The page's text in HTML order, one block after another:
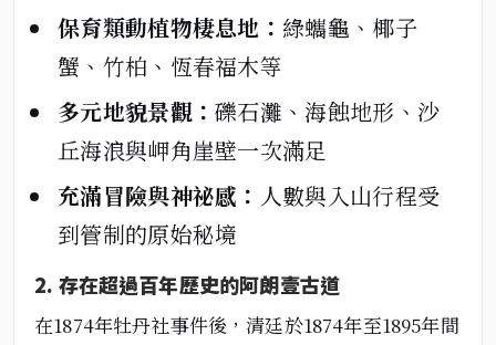
保育類動植物棲息地： 綠蠵龜、椰子
蟹、竹柏、恆春福木等
多元地貌景觀：礫石灘、海蝕地形、沙
丘海浪與岬角崖壁一次滿足
充滿冒險與神祕感： 人數與入山行程受
到管制的原始秘境
2. 存在超過百年歷史的阿朗壹古道
在1874年牡丹社事件後，清廷於1874年至1895年間